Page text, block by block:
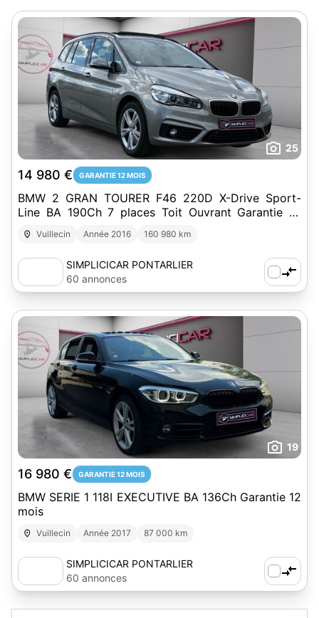
25
14 980 € GARANTIE 12 MOIS
BMW 2 GRAN TOURER F46 220D X-Drive Sport-
Line BA 190Ch 7 places Toit Ouvrant Garantie 12
mois
Vuillecin Année 2016 160 980 km
SIMPLICICAR PONTARLIER
60 annonces
19
16 980 € GARANTIE 12 MOIS
BMW SERIE 1 118I EXECUTIVE BA 136Ch Garantie 12
mois
Vuillecin Année 2017 87 000 km
SIMPLICICAR PONTARLIER
60 annonces